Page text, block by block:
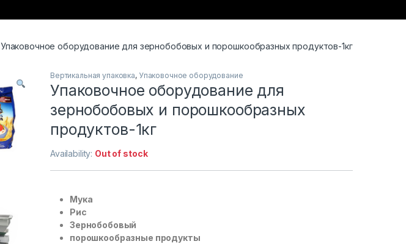
Упаковочное оборудование для зернобобовых и порошкообразных продуктов-1кг
Вертикальная упаковка, Упаковочное оборудование
Упаковочное оборудование для
зернобобовых и порошкообразных
продуктов-1кг
Availability: Out of stock
Мука
Рис
Зернобобовый
порошкообразные продукты